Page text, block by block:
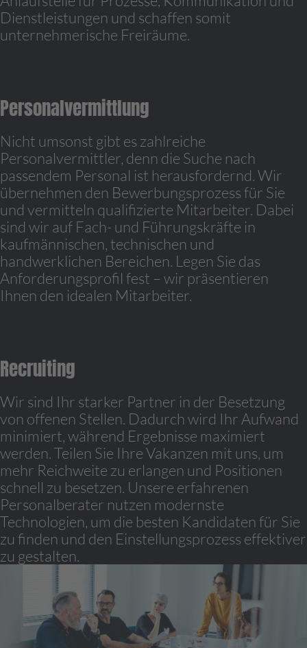
Dienstleistungen und schaffen somit
unternehmerische Freiräume.
Personalvermittlung
Nicht umsonst gibt es zahlreiche
Personalvermittler, denn die Suche nach
passendem Personal ist herausfordernd. Wir
übernehmen den Bewerbungsprozess für Sie
und vermitteln qualifizierte Mitarbeiter. Dabei
sind wir auf Fach- und Führungskräfte in
kaufmännischen, technischen und
handwerklichen Bereichen. Legen Sie das
Anforderungsprofil fest – wir präsentieren
Ihnen den idealen Mitarbeiter.
Recruiting
Wir sind Ihr starker Partner in der Besetzung
von offenen Stellen. Dadurch wird Ihr Aufwand
minimiert, während Ergebnisse maximiert
werden. Teilen Sie Ihre Vakanzen mit uns, um
mehr Reichweite zu erlangen und Positionen
schnell zu besetzen. Unsere erfahrenen
Personalberater nutzen modernste
Technologien, um die besten Kandidaten für Sie
zu finden und den Einstellungsprozess effektiver
zu gestalten.